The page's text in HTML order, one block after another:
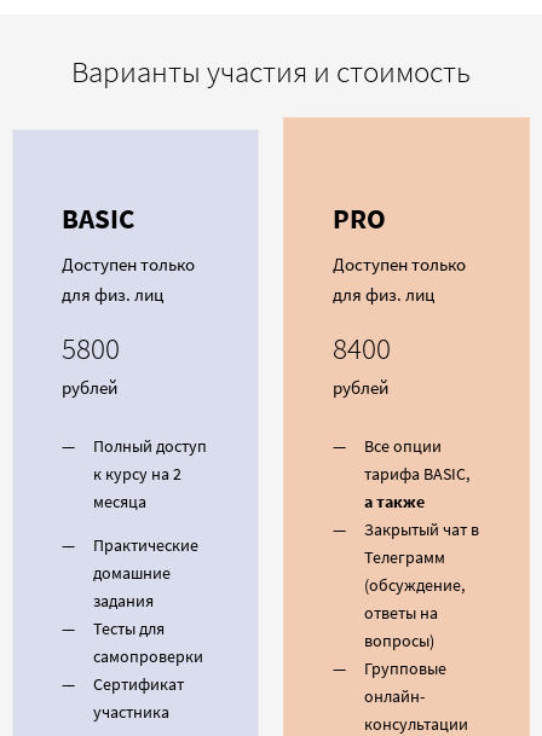
Варианты участия и стоимость
BASIC
Доступен только
для физ. лиц
5800
рублей
Полный доступ
к курсу на 2
месяца
Практические
домашние
задания
Тесты для
самопроверки
Сертификат
участника
PRO
Доступен только
для физ. лиц
8400
рублей
Все опции
тарифа BASIC,
а также
Закрытый чат в
Телеграмм
(обсуждение,
ответы на
вопросы)
Групповые
онлайн-
консультации